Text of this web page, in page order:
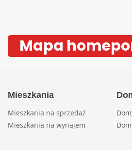
Mapa
Mieszkania
Mieszkania na sprzedaż
Mieszkania na wynajem